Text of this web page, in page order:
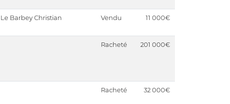
Le Barbey Christian Vendu 11 000€
Racheté 201 000€
Racheté 32 000€